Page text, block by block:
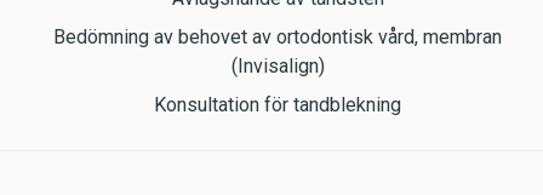
Bedömning av behovet av ortodontisk vård, membran
(Invisalign)
Konsultation för tandblekning